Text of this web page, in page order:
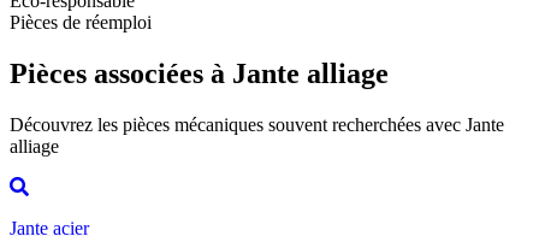
Pièces de réemploi
Pièces associées à Jante alliage
Découvrez les pièces mécaniques souvent recherchées avec Jante
alliage
Jante acier